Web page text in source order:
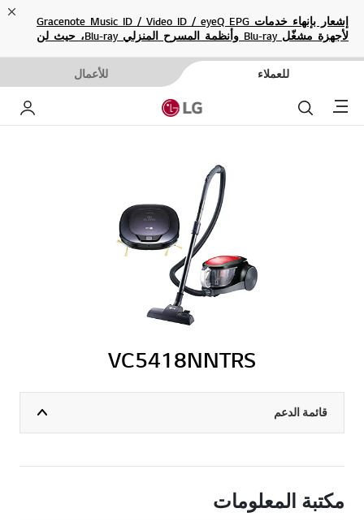
إشعار بإنهاء خدمات Gracenote Music ID / Video ID / eyeQ EPG
لأجهزة مشغّل Blu-ray وأنظمة المسرح المنزلي Blu-ray، حيث لن
للعملاء للأعمال
Menu بحث
VC5418NNTRS
قائمة الدعم
مكتبة المعلومات